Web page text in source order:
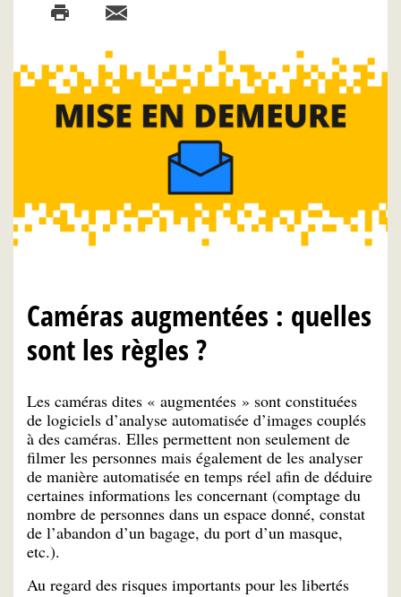
Caméras augmentées : quelles
sont les règles ?
Les caméras dites « augmentées » sont constituées
de logiciels d’analyse automatisée d’images couplés
à des caméras. Elles permettent non seulement de
filmer les personnes mais également de les analyser
de manière automatisée en temps réel afin de déduire
certaines informations les concernant (comptage du
nombre de personnes dans un espace donné, constat
de l’abandon d’un bagage, du port d’un masque,
etc.).
Au regard des risques importants pour les libertés